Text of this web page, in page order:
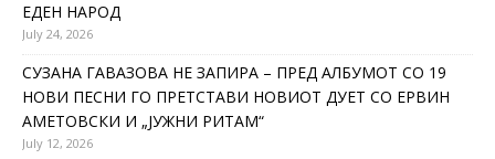
ЕДЕН НАРОД
July 24, 2026
СУЗАНА ГАВАЗОВА НЕ ЗАПИРА – ПРЕД АЛБУМОТ СО 19
НОВИ ПЕСНИ ГО ПРЕТСТАВИ НОВИОТ ДУЕТ СО ЕРВИН
АМЕТОВСКИ И „ЈУЖНИ РИТАМ“
July 12, 2026